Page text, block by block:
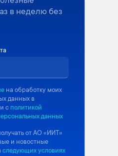
в неделю без
на обработку моих
данных в
с политикой
данных
от АО «ИИТ»
и новостные
следующих условиях